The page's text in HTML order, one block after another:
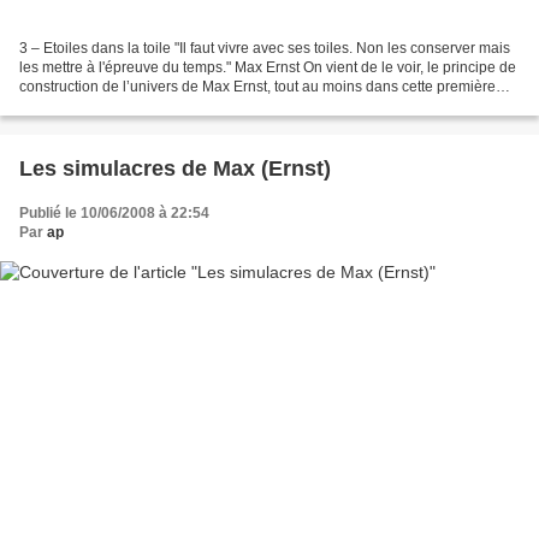
3 – Etoiles dans la toile "Il faut vivre avec ses toiles. Non les conserver mais
les mettre à l'épreuve du temps." Max Ernst On vient de le voir, le principe de
construction de l’univers de Max Ernst, tout au moins dans cette première
Les simulacres de Max (Ernst)
Publié le 10/06/2008 à 22:54
Par ap